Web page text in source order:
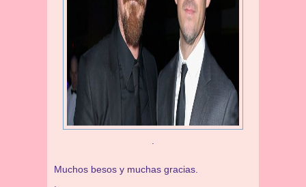
Muchos besos y muchas gracias.